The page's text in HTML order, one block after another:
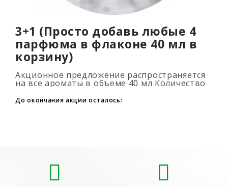
3+1 (Просто добавь любые 4
парфюма в флаконе 40 мл в
корзину)
Акционное предложение распространяется
на все ароматы в объеме 40 мл Количество
подарочных духов не ограниченно (3+1, 6+2,
9+3) Для того, что бы воспользовать..
До окончания акции осталось: